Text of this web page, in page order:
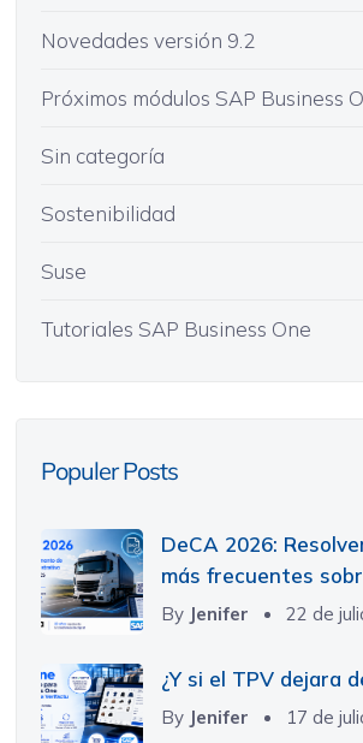
Novedades versión 9.2
Próximos módulos SAP Business
Sin categoría
Sostenibilidad
Suse
Tutoriales SAP Business One
Populer Posts
DeCA 2026:
más frecuentes
By Jenifer 22 de
¿Y si el TPV dejara
By Jenifer 17 de